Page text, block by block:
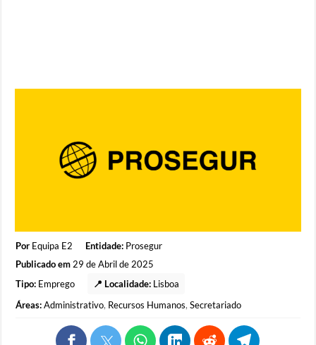
Por Equipa E2 Entidade: Prosegur
Publicado em 29 de Abril de 2025
Tipo: Emprego 📍 Localidade: Lisboa
Áreas: Administrativo, Recursos Humanos,Secretariado